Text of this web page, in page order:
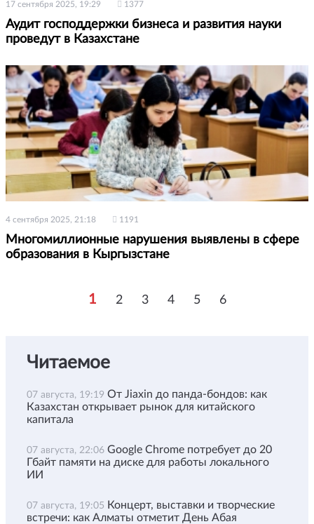
17 сентября 2025, 19:29 1377
Аудит господдержки бизнеса и развития науки
проведут в Казахстане
4 сентября 2025, 21:18 1191
Многомиллионные нарушения выявлены в сфере
образования в Кыргызстане
1 2 3 4 5 6
Читаемое
07 августа, 19:19 От Jiaxin до панда-бондов: как
Казахстан открывает рынок для китайского
капитала
07 августа, 22:06 Google Chrome потребует до 20
Гбайт памяти на диске для работы локального
ИИ
07 августа, 19:05 Концерт, выставки и творческие
встречи: как Алматы отметит День Абая